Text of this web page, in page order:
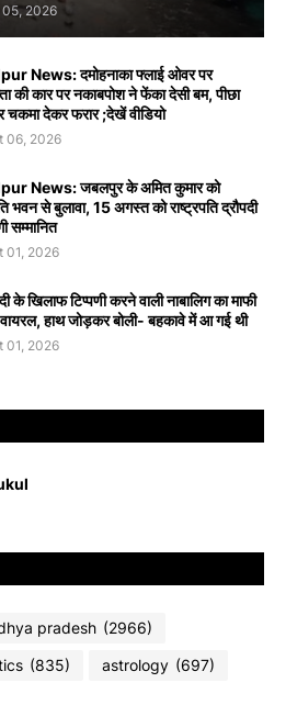
2026
News: दमोहनाका फ्लाई ओवर पर
की कार पर नकाबपोश ने फेंका देसी बम, पीछा
चकमा देकर फरार ;देखें वीडियो
06, 2026
News: जबलपुर के अमित कुमार को
भवन से बुलावा, 15 अगस्त को राष्ट्रपति द्रौपदी
सम्मानित
01, 2026
के खिलाफ टिप्पणी करने वाली नाबालिग का माफी
वायरल, हाथ जोड़कर बोली- बहकावे में आ गई थी
01, 2026
pradesh (2966)
(835) astrology (697)